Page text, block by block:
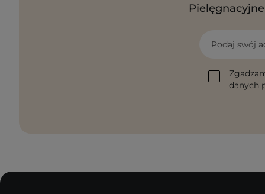
Podaj swój
danych